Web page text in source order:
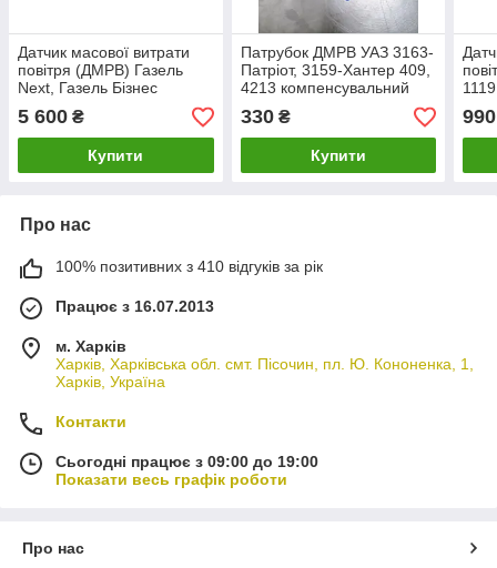
Датчик масової витрати
повітря (ДМРВ) Газель
Next, Газель Бізнес
(виробництво ГАЗ)
5 600 ₴
Купити
Патрубок ДМРВ УАЗ 3163-
Патріот, 3159-Хантер 409,
4213 компенсувальний
330₴
Купити
990
Про нас
100% позитивних з 410 відгуків за рік
Працює з 16.07.2013
м. Харків
Харків, Харківська обл. смт. Пісочин, пл. Ю. Кононенка, 1,
Харків, Україна
Контакти
Сьогодні працює з 09:00 до 19:00
Показати весь графік роботи
Про нас